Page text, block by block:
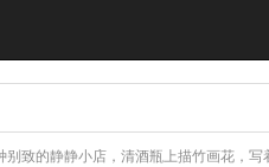
致的静静小店，清酒瓶上描竹画花，